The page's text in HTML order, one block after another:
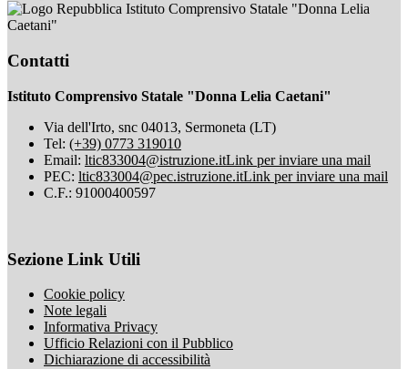
Istituto Comprensivo Statale "Donna Lelia
Caetani"
Contatti
Istituto Comprensivo Statale "Donna Lelia Caetani"
Via dell'Irto, snc 04013, Sermoneta (LT)
Tel: (+39) 0773 319010
Email: ltic833004@istruzione.itLink per inviare una mail
PEC: ltic833004@pec.istruzione.itLink per inviare una mail
C.F.: 91000400597
Sezione Link Utili
Cookie policy
Note legali
Informativa Privacy
Ufficio Relazioni con il Pubblico
Dichiarazione di accessibilità